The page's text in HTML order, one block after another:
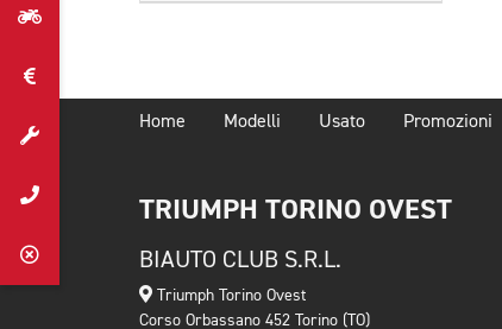
Home Modelli Usato Promozioni
TRIUMPH TORINO OVEST
BIAUTO CLUB S.R.L.
Triumph Torino Ovest
Corso Orbassano 452 Torino (TO)